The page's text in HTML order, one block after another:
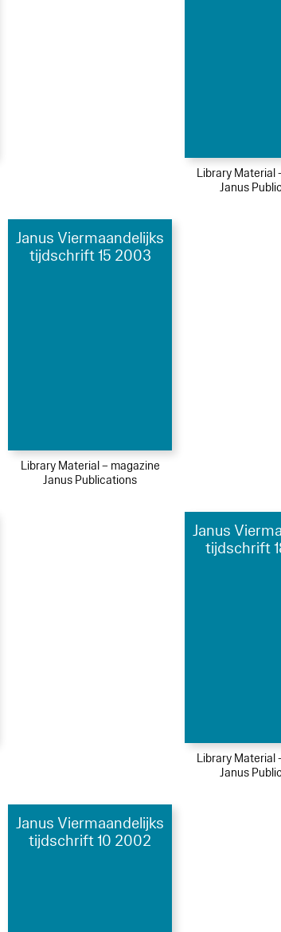
Library Material
Janus
Janus Viermaandelijks
tijdschrift 15 2003
Library Material – magazine
Janus Publications
Janus
tijdschrift
Library Material
Janus
Janus Viermaandelijks
tijdschrift 10 2002